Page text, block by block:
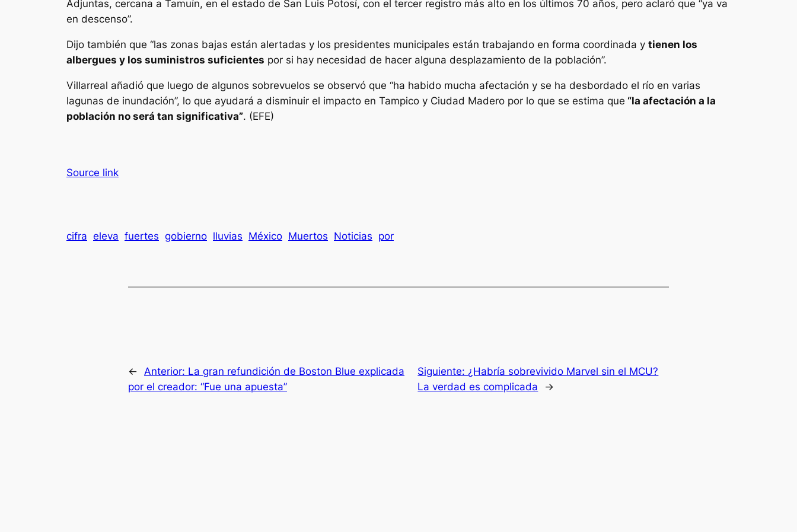
Adjuntas, cercana a Tamuín, en el estado de San Luis Potosí, con el tercer registro más alto en los últimos 70 años, pero aclaró que “ya va
en descenso”.
Dijo también que “las zonas bajas están alertadas y los presidentes municipales están trabajando en forma coordinada y tienen los
albergues y los suministros suficientes por si hay necesidad de hacer alguna desplazamiento de la población”.
Villarreal añadió que luego de algunos sobrevuelos se observó que “ha habido mucha afectación y se ha desbordado el río en varias
lagunas de inundación”, lo que ayudará a disminuir el impacto en Tampico y Ciudad Madero por lo que se estima que “la afectación a la
población no será tan significativa”. (EFE)
Source link
cifra eleva fuertes gobierno lluvias México Muertos Noticias por
← Anterior: La gran refundición de Boston Blue explicada
por el creador: “Fue una apuesta”
Siguiente: ¿Habría sobrevivido Marvel sin el MCU?
La verdad es complicada
→